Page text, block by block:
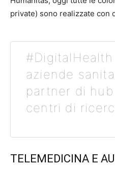
private) sono realizzate con
aziende
partner di
centri di
TELEMEDICINA E